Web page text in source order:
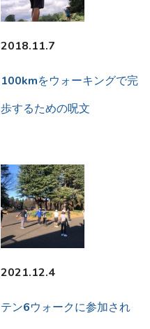
2018.11.7
100kmをウォーキングで完
歩するための呪文
2021.12.4
テン6ウォークに参加され